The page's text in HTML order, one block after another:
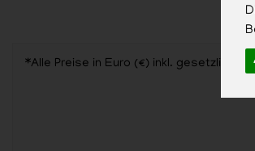
*Alle Preise in Euro (€) inkl.